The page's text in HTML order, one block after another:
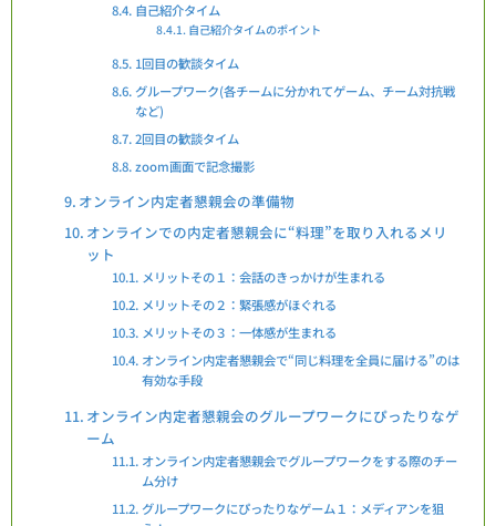
自己紹介タイム
自己紹介タイムのポイント
1回目の歓談タイム
グループワーク(各チームに分かれてゲーム、チーム対抗戦
など)
2回目の歓談タイム
zoom画面で記念撮影
オンライン内定者懇親会の準備物
オンラインでの内定者懇親会に“料理”を取り入れるメリ
ット
メリットその１：会話のきっかけが生まれる
メリットその２：緊張感がほぐれる
メリットその３：一体感が生まれる
オンライン内定者懇親会で“同じ料理を全員に届ける”のは
有効な手段
オンライン内定者懇親会のグループワークにぴったりなゲ
ーム
オンライン内定者懇親会でグループワークをする際のチー
ム分け
グループワークにぴったりなゲーム１：メディアンを狙